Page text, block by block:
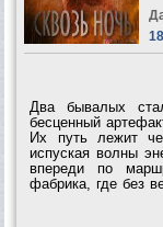
Два бывалых
бесценный
Их путь лежит
испуская волны
впереди по
фабрика, где без
обычный рейд,